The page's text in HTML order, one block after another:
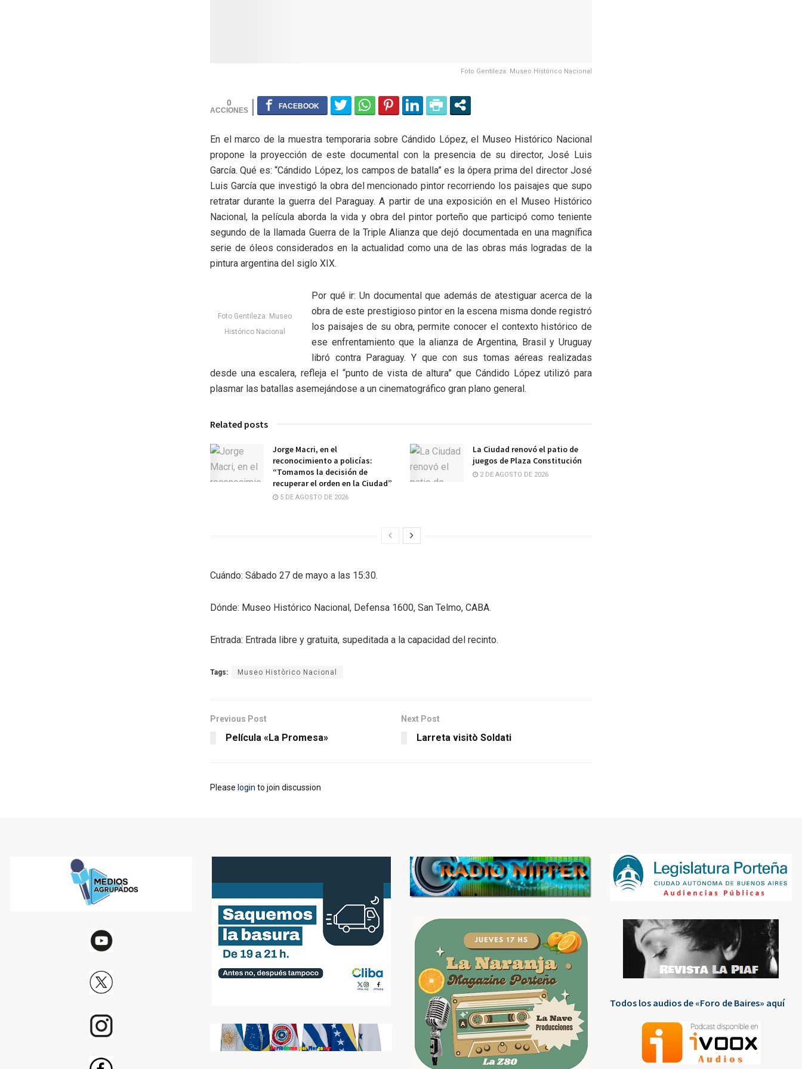
Foto Gentileza: Museo Histórico Nacional
0
En el marco de la muestra temporaria sobre Cándido López, el Museo Histórico Nacional
propone la proyección de este documental con la presencia de su director, José Luis
García. Qué es: “Cándido López, los campos de batalla” es la ópera prima del director José
Luis García que investigó la obra del mencionado pintor recorriendo los paisajes que supo
retratar durante la guerra del Paraguay. A partir de una exposición en el Museo Histórico
Nacional, la película aborda la vida y obra del pintor porteño que participó como teniente
segundo de la llamada Guerra de la Triple Alianza que dejó documentada en una magnífica
serie de óleos considerados en la actualidad como una de las obras más logradas de la
pintura argentina del siglo XIX.
Foto Gentileza: Museo
Histórico Nacional
Por qué ir: Un documental que además de atestiguar acerca de la
obra de este prestigioso pintor en la escena misma donde registró
los paisajes de su obra, permite conocer el contexto histórico de
ese enfrentamiento que la alianza de Argentina, Brasil y Uruguay
libró contra Paraguay. Y que con sus tomas aéreas realizadas
desde una escalera, refleja el “punto de vista de altura” que Cándido López utilizó para
plasmar las batallas asemejándose a un cinematográfico gran plano general.
Related posts
Jorge Macri, en el
reconocimiento a policías:
“Tomamos la decisión de
recuperar el orden en la Ciudad”
5 DE AGOSTO DE 2026
La Ciudad renovó el patio de
juegos de Plaza Constitución
2 DE AGOSTO DE 2026
Cuándo: Sábado 27 de mayo a las 15:30.
Dónde: Museo Histórico Nacional, Defensa 1600, San Telmo, CABA.
Entrada: Entrada libre y gratuita, supeditada a la capacidad del recinto.
Tags: Museo Històrico Nacional
Previous Post
Película «La Promesa»
Next Post
Larreta visitò Soldati
Please login to join discussion
Todos los audios de «Foro de Baires» aquí